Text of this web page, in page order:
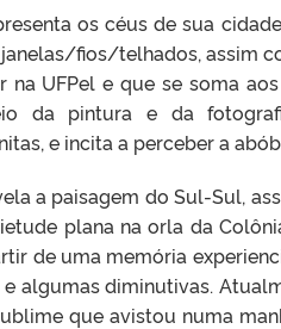
os céus de sua
fios/telhados, assim
na UFPel e que se soma
da pintura e da
e incita a perceber a
a paisagem do Sul-Sul,
plana na orla da
de uma memória
algumas diminutivas.
que avistou numa